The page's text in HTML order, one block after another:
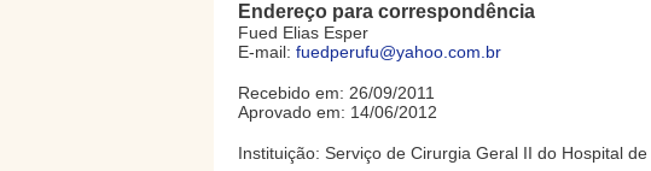
Endereço para correspondência
Fued Elias Esper
E-mail: fuedperufu@yahoo.com.br
Recebido em: 26/09/2011
Aprovado em: 14/06/2012
Instituição: Serviço de Cirurgia Geral II do Hospital